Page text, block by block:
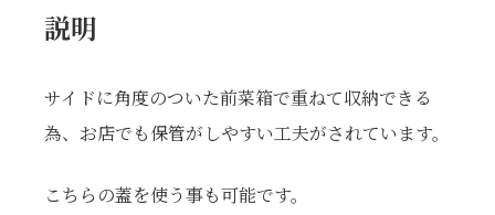
説明
サイドに角度のついた前菜箱で重ねて収納できる
為、お店でも保管がしやすい工夫がされています。
こちらの蓋を使う事も可能です。